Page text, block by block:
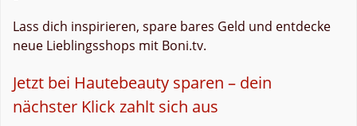
Lass dich inspirieren, spare bares Geld und entdecke
neue Lieblingsshops mit Boni.tv.
Jetzt bei Hautebeauty sparen – dein
nächster Klick zahlt sich aus